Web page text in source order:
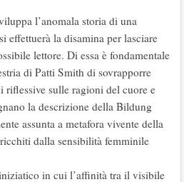
l’anomala storia di una
effettuerà la disamina per lasciare
lettore. Di essa è fondamentale
di Patti Smith di sovrapporre
sulle ragioni del cuore e
la descrizione della Bildung
assunta a metafora vivente della
dalla sensibilità femminile
in cui l’affinità tra il visibile